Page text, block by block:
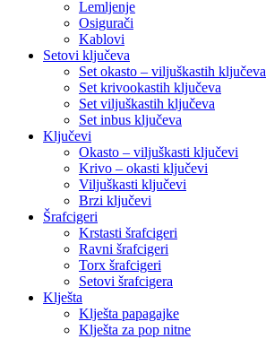
Lemljenje
Osigurači
Kablovi
Setovi ključeva
Set okasto – viljuškastih ključeva
Set krivookastih ključeva
Set viljuškastih ključeva
Set inbus ključeva
Ključevi
Okasto – viljuškasti ključevi
Krivo – okasti ključevi
Viljuškasti ključevi
Brzi ključevi
Šrafcigeri
Krstasti šrafcigeri
Ravni šrafcigeri
Torx šrafcigeri
Setovi šrafcigera
Klješta
Klješta papagajke
Klješta za pop nitne